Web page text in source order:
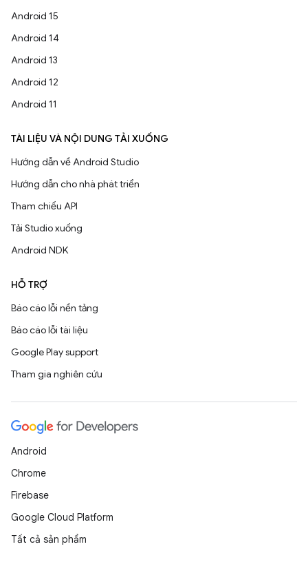
Android 15
Android 14
Android 13
Android 12
Android 11
TÀI LIỆU VÀ NỘI DUNG TẢI XUỐNG
Hướng dẫn về Android Studio
Hướng dẫn cho nhà phát triển
Tham chiếu API
Tải Studio xuống
Android NDK
HỖ TRỢ
Báo cáo lỗi nền tảng
Báo cáo lỗi tài liệu
Google Play support
Tham gia nghiên cứu
Android
Chrome
Firebase
Google Cloud Platform
Tất cả sản phẩm